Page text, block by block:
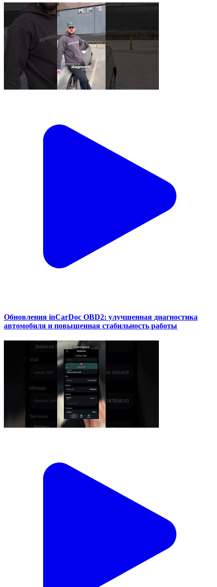
Обновления inCarDoc OBD2: улучшенная диагностика
автомобиля и повышенная стабильность работы